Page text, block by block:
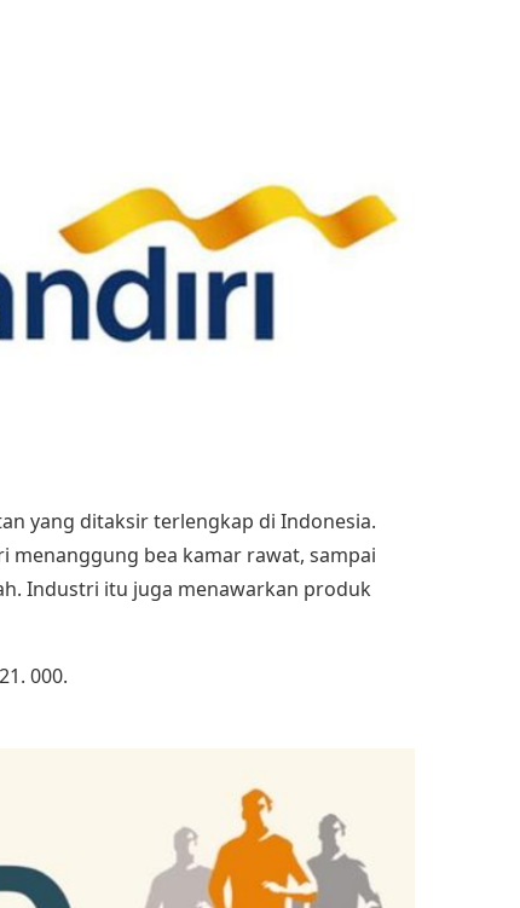
yang ditaksir terlengkap di Indonesia.
bea kamar rawat, sampai
Industri itu juga menawarkan produk
000.